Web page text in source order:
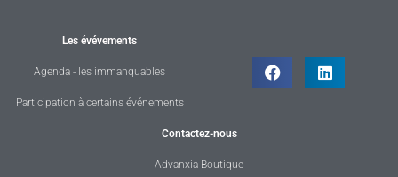
Les évévements
Agenda - les immanquables
Participation à certains événements
Contactez-nous
Advanxia Boutique